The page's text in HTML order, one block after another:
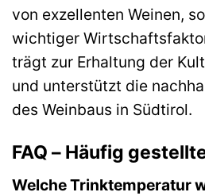
von exzellenten Weinen,
wichtiger
trägt zur Erhaltung der
und unterstützt die
des Weinbaus in Südtirol.
FAQ – Häufig
Welche Trinktemperatur